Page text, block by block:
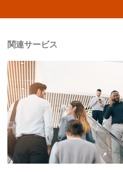
関連サービス